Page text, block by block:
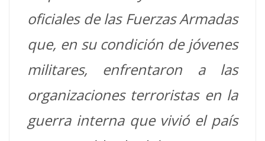
oficiales de las Fuerzas Armadas
que, en su condición de jóvenes
militares, enfrentaron a las
organizaciones terroristas en la
guerra interna que vivió el país